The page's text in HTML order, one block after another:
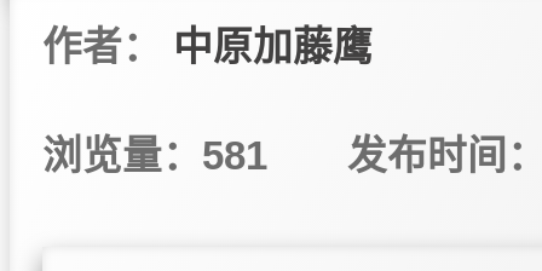
作者： 中原加藤鹰
浏览量：581 发布时间